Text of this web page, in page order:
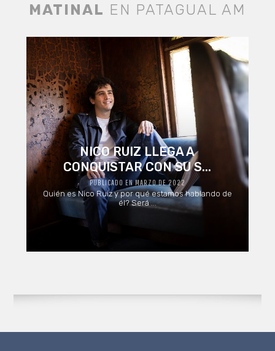
MATINAL EN PATAGUAL AM
NICO RUIZ LLEGA A
CONQUISTAR CON SU S...
PUBLICADO EN MARZO DE 2022
Quién es Nico Ruiz y por qué estamos hablando de
él? Será ...